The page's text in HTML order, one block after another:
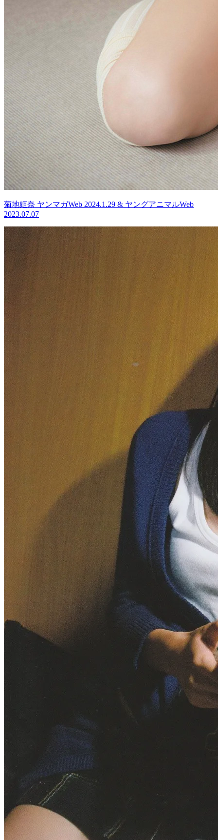
菊地姬奈 ヤンマガWeb 2024.1.29 & ヤングアニマルWeb
2023.07.07